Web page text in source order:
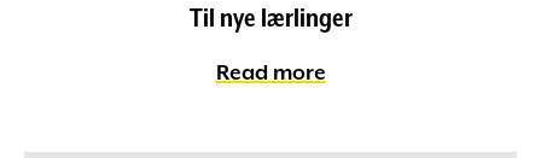
Til nye lærlinger
Read more